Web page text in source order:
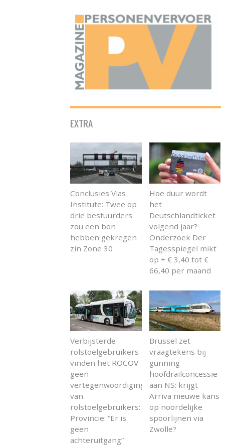
EXTRA
Conclusies Vias
Institute: Twee op
drie bestuurders
zou een bon
hebben gekregen
zin Zone 30
Hoe duur wordt
het
Deutschlandticket
volgend jaar?
Onderzoek Der
Tagesspiegel mikt
op + € 3,40 tot €
66,40 per maand
Verbijsterde
rolstoelgebruikers
vinden het ROCOV
geen
vertegenwoordiging
van
rolstoelgebruikers:
Provincie: “Er is
geen
achteruitgang”
Brussel zet
vraagtekens bij
gunning
hoofdrailconcessie
aan NS: krijgt
Arriva nieuwe kans
op noordelijke
spoorlijnen via
Zwolle?